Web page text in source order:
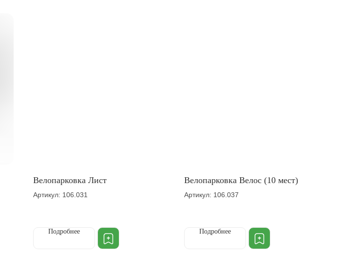
Велопарковка Лист
Артикул: 106.031
Подробнее
Велопарковка Велос (10 мест)
Артикул: 106.037
Подробнее